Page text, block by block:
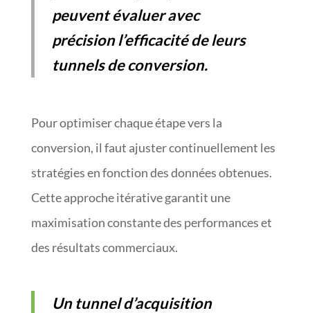
peuvent évaluer avec
précision l’efficacité de leurs
tunnels de conversion.
Pour optimiser chaque étape vers la
conversion, il faut ajuster continuellement les
stratégies en fonction des données obtenues.
Cette approche itérative garantit une
maximisation constante des performances et
des résultats commerciaux.
Un tunnel d’acquisition